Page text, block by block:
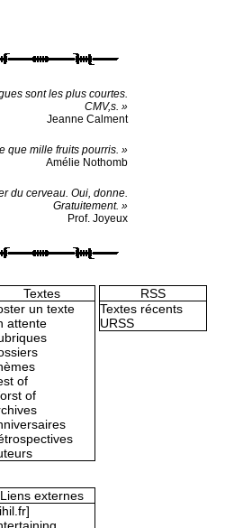
sont les plus courtes.
CMV,s. »
Jeanne Calment
que mille fruits pourris. »
Amélie Nothomb
du cerveau. Oui, donne.
Gratuitement. »
Prof. Joyeux
Textes
un texte
attente
of
of
RSS
Textes récents
URSS
Liens externes